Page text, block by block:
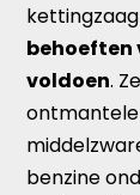
behoeften
voldoen.
benzine